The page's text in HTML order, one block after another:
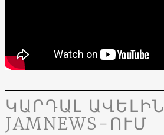
ԿԱՐԴԱԼ ԱՎԵԼԻՆ
JAMNEWS-ՈՒՄ